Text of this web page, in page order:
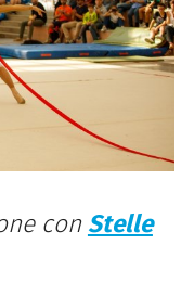
con Stelle